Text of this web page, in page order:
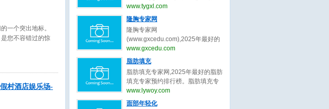
一个突出地标。
您不容错过的惊
村酒店娱乐场-
修复前，先上双眼皮修复医生口碑
网。
碑最好的整形医生，收集全网最真
实的关于整形医生、整容医生的最
出最真实的医美评价参考。整容
前，先上整形医生口碑网
www.tygxl.com
隆胸专家网
隆胸专家网
(www.gxcedu.com),2025年最好的
隆胸专家预约排行榜。隆胸专家
网，提供,许扬滨,李胜旭,郑志芳,林
巍,王明利等关于隆胸的专家和信
息。预约咨询微信：
bianmei0528。隆胸是指通过医学
或非医学手段增大乳房体积、改善
www.gxcedu.com
脂肪填充
脂肪填充专家网,2025年最好的脂肪
填充专家预约排行榜。脂肪填充专
家网，提供,曹孟君,汪新伟,刘李娜,
刘冲,李建锐,程辰,王志强,王东,鲁峰,
www.lywoy.com
面部年轻化